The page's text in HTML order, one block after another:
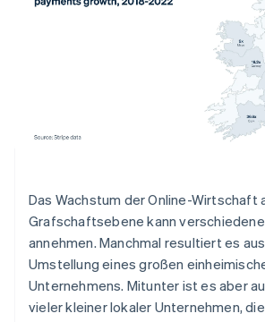
Das Wachstum der Online-Wirtschaft
Grafschaftsebene kann
annehmen. Manchmal resultiert es
Umstellung eines großen
Unternehmens. Mitunter ist es aber
vieler kleiner lokaler Unternehmen,